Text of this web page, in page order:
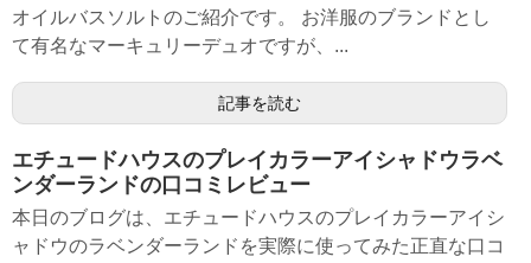
オイルバスソルトのご紹介です。 お洋服のブランドとし
て有名なマーキュリーデュオですが、...
記事を読む
エチュードハウスのプレイカラーアイシャドウラベ
ンダーランドの口コミレビュー
本日のブログは、エチュードハウスのプレイカラーアイシ
ャドウのラベンダーランドを実際に使ってみた正直な口コ